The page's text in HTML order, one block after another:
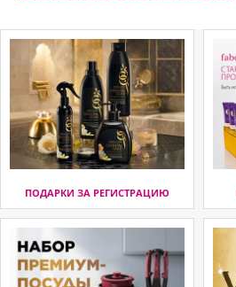
ПОДАРКИ ЗА РЕГИСТРАЦИЮ